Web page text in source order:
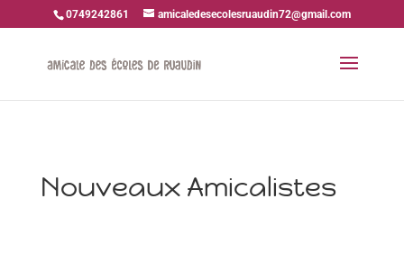
0749242861 amicaledesecolesruaudin72@gmail.com
Nouveaux Amicalistes